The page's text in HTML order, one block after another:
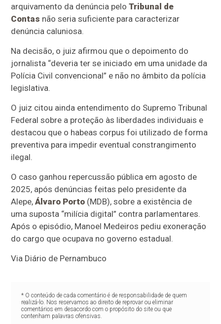
arquivamento da denúncia peloTribunal de
Contas não seria suficiente para caracterizar
denúncia caluniosa.
Na decisão, o juiz afirmou que o depoimento do
jornalista “deveria ter se iniciado em uma unidade da
Polícia Civil convencional” e não no âmbito da polícia
legislativa.
O juiz citou ainda entendimento do Supremo Tribunal
Federal sobre a proteção às liberdades individuais e
destacou que o habeas corpus foi utilizado de forma
preventiva para impedir eventual constrangimento
ilegal.
O caso ganhou repercussão pública em agosto de
2025, após denúncias feitas pelo presidente da
Alepe,Álvaro Porto (MDB), sobre a existência de
uma suposta “milícia digital” contra parlamentares.
Após o episódio, Manoel Medeiros pediu exoneração
do cargo que ocupava no governo estadual.
Via Diário de Pernambuco
* O conteúdo de cada comentário é de responsabilidade de quem
realizá-lo. Nos reservamos ao direito de reprovar ou eliminar
comentários em desacordo com o propósito do site ou que
contenham palavras ofensivas.